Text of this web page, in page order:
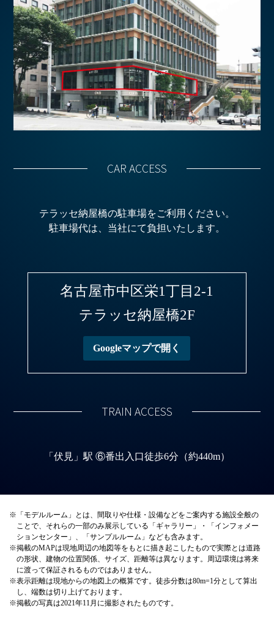
CAR ACCESS
テラッセ納屋橋の駐車場をご利用ください。
駐車場代は、当社にて負担いたします。
名古屋市中区栄1丁目2-1
テラッセ納屋橋2F
Googleマップで開く
TRAIN ACCESS
「伏見」駅 ⑥番出入口徒歩6分（約440m）
※ 「モデルルーム」とは、間取りや仕様・設備などをご案内する施設全般の
ことで、それらの⼀部のみ展⽰している「ギャラリー」・「インフォメー
ションセンター」、「サンプルルーム」なども含みます。
※掲載のMAPは現地周辺の地図等をもとに描き起こしたもので実際とは道路
の形状、建物の位置関係、サイズ、距離等は異なります。周辺環境は将来
に渡って保証されるものではありません。
※表示距離は現地からの地図上の概算です。徒歩分数は80m=1分として算出
し、端数は切り上げております。
※掲載の写真は2021年11月に撮影されたものです。